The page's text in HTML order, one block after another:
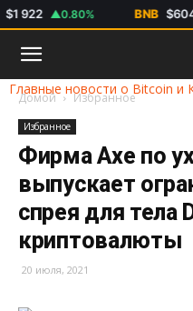
922 ▲0.80% BNB
Главные новости о Bitcoin и
Домой Избранное
Избранное
Фирма Axe по
выпускает
спрея для тела
криптовалюты
20 июля, 2021